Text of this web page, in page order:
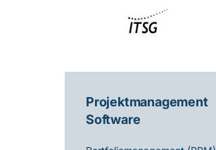
Projektmanagement
Software